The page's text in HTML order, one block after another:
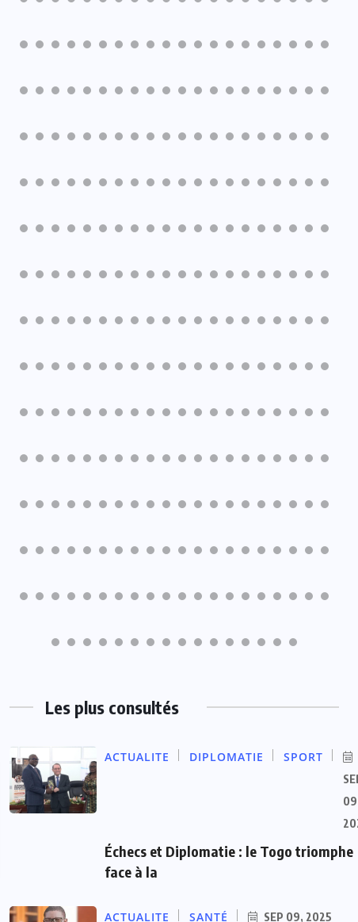
Les plus consultés
ACTUALITE DIPLOMATIE SPORT
Échecs et Diplomatie : le Togo triomphe
face à la
ACTUALITE SANTÉ SEP 09, 2025